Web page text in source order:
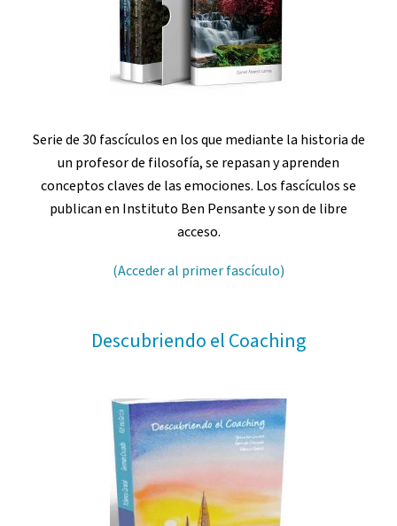
Serie de 30 fascículos en los que mediante la historia de
un profesor de filosofía, se repasan y aprenden
conceptos claves de las emociones. Los fascículos se
publican en Instituto Ben Pensante y son de libre
acceso.
(Acceder al primer fascículo)
Descubriendo el Coaching